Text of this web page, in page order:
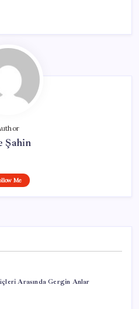
Şahin
Me
Arasında Gergin Anlar